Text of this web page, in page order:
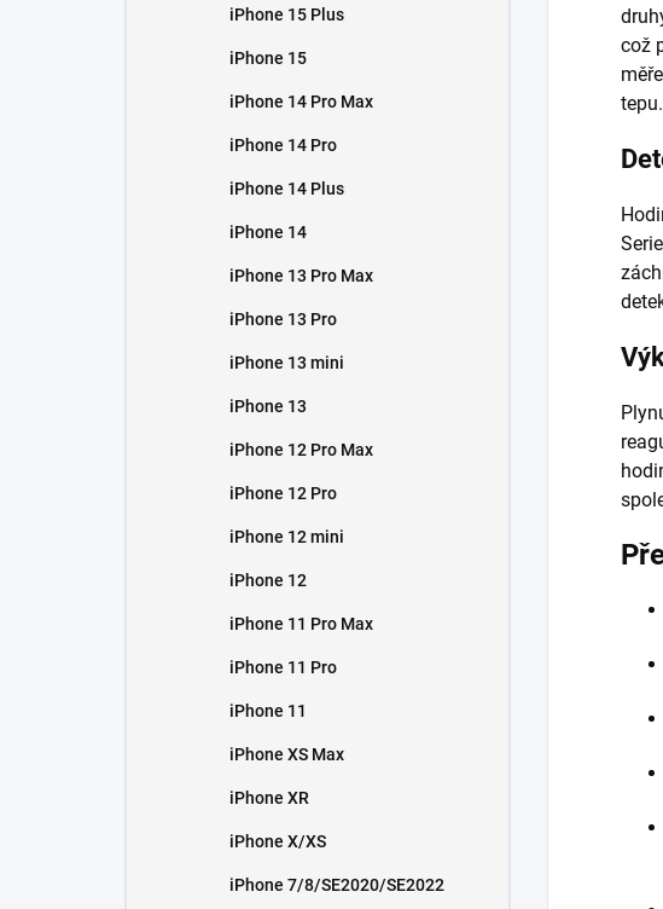
iPhone 15 Plus
iPhone 15
iPhone 14 Pro Max
iPhone 14 Pro
iPhone 14 Plus
iPhone 14
iPhone 13 Pro Max
iPhone 13 Pro
iPhone 13 mini
iPhone 13
iPhone 12 Pro Max
iPhone 12 Pro
iPhone 12 mini
iPhone 12
iPhone 11 Pro Max
iPhone 11 Pro
iPhone 11
iPhone XS Max
iPhone XR
iPhone X/XS
iPhone 7/8/SE2020/SE2022
což
tepu.